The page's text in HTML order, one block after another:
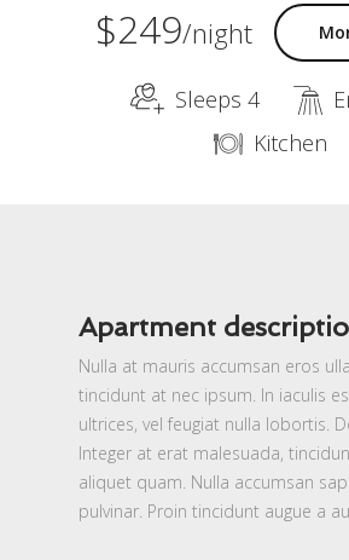
$249/night
Sleeps 4
Kitchen
Apartment
Nulla at mauris accumsan eros
tincidunt at nec ipsum. In iaculis
ultrices, vel feugiat nulla lobortis.
Integer at erat malesuada,
aliquet quam. Nulla accumsan
pulvinar. Proin tincidunt augue a